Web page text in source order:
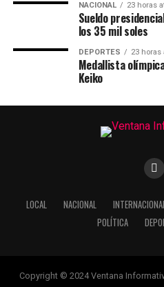
NACIONAL 23 horas
Sueldo
los 35 mil soles
DEPORTES 23 horas
Medallista
Keiko
LOCAL NACIONAL
POLÍTICA
Copyright © 2024 Ventana